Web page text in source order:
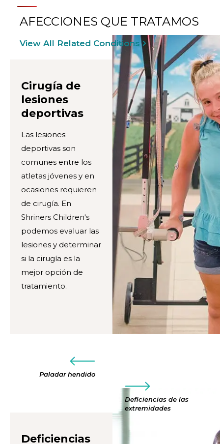
AFECCIONES QUE TRATAMOS
View All Related Conditions
Cirugía de
lesiones
deportivas
Las lesiones
deportivas son
comunes entre los
atletas jóvenes y en
ocasiones requieren
de cirugía. En
Shriners Children's
podemos evaluar las
lesiones y determinar
si la cirugía es la
mejor opción de
tratamiento.
Paladar hendido
Deficiencias de las
extremidades
Deficiencias